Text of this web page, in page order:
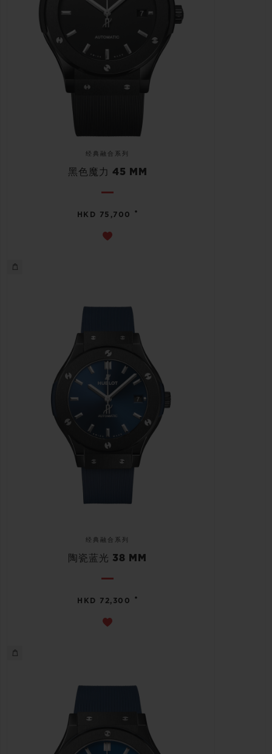
经典融合系列
黑色魔力 45 MM
HKD 75,700 •
经典融合系列
陶瓷蓝光 38 MM
HKD 72,300 •